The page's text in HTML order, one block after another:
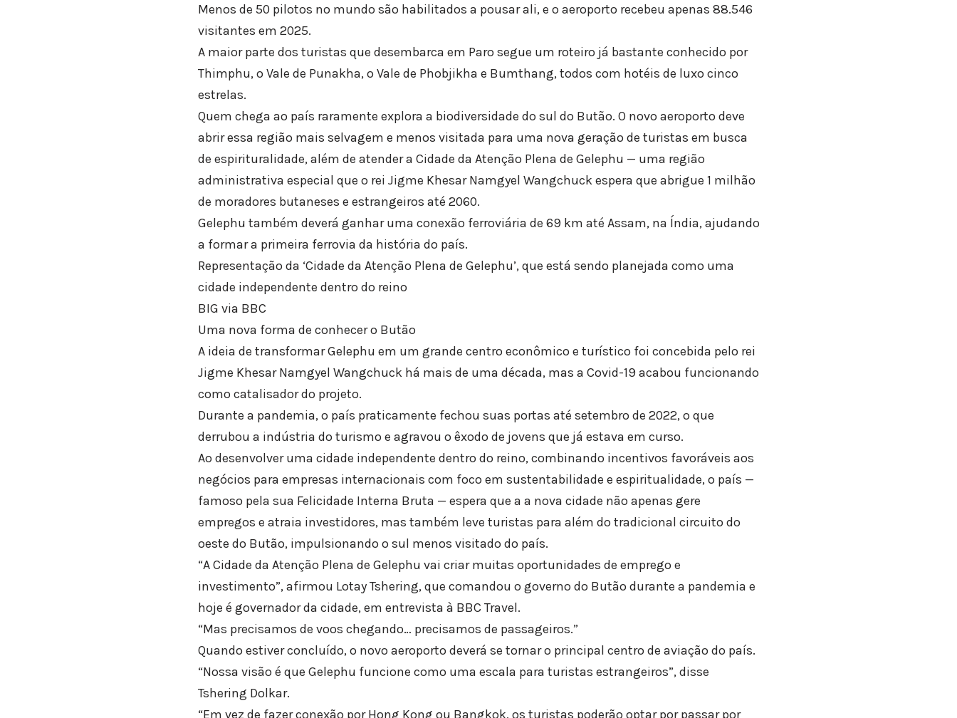
Menos de 50 pilotos no mundo são habilitados a pousar ali, e o aeroporto recebeu apenas 88.546
visitantes em 2025.
A maior parte dos turistas que desembarca em Paro segue um roteiro já bastante conhecido por
Thimphu, o Vale de Punakha, o Vale de Phobjikha e Bumthang, todos com hotéis de luxo cinco
estrelas.
Quem chega ao país raramente explora a biodiversidade do sul do Butão. O novo aeroporto deve
abrir essa região mais selvagem e menos visitada para uma nova geração de turistas em busca
de espirituralidade, além de atender a Cidade da Atenção Plena de Gelephu — uma região
administrativa especial que o rei Jigme Khesar Namgyel Wangchuck espera que abrigue 1 milhão
de moradores butaneses e estrangeiros até 2060.
Gelephu também deverá ganhar uma conexão ferroviária de 69 km até Assam, na Índia, ajudando
a formar a primeira ferrovia da história do país.
Representação da ‘Cidade da Atenção Plena de Gelephu’, que está sendo planejada como uma
cidade independente dentro do reino
BIG via BBC
Uma nova forma de conhecer o Butão
A ideia de transformar Gelephu em um grande centro econômico e turístico foi concebida pelo rei
Jigme Khesar Namgyel Wangchuck há mais de uma década, mas a Covid-19 acabou funcionando
como catalisador do projeto.
Durante a pandemia, o país praticamente fechou suas portas até setembro de 2022, o que
derrubou a indústria do turismo e agravou o êxodo de jovens que já estava em curso.
Ao desenvolver uma cidade independente dentro do reino, combinando incentivos favoráveis aos
negócios para empresas internacionais com foco em sustentabilidade e espiritualidade, o país —
famoso pela sua Felicidade Interna Bruta — espera que a a nova cidade não apenas gere
empregos e atraia investidores, mas também leve turistas para além do tradicional circuito do
oeste do Butão, impulsionando o sul menos visitado do país.
“A Cidade da Atenção Plena de Gelephu vai criar muitas oportunidades de emprego e
investimento”, afirmou Lotay Tshering, que comandou o governo do Butão durante a pandemia e
hoje é governador da cidade, em entrevista à BBC Travel.
“Mas precisamos de voos chegando… precisamos de passageiros.”
Quando estiver concluído, o novo aeroporto deverá se tornar o principal centro de aviação do país.
“Nossa visão é que Gelephu funcione como uma escala para turistas estrangeiros”, disse
Tshering Dolkar.
“Em vez de fazer conexão por Hong Kong ou Bangkok, os turistas poderão optar por passar por